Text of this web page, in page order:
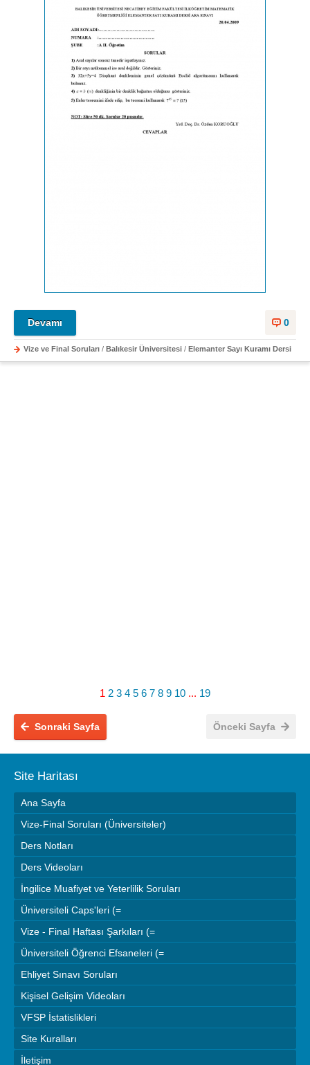
0
Devamı
Vize ve Final Soruları / Balıkesir Üniversitesi / Elemanter Sayı Kuramı Dersi
1 2 3 4 5 6 7 8 9 10 ... 19
Önceki Sayfa
Sonraki Sayfa
Site Haritası
Ana Sayfa
Vize-Final Soruları (Üniversiteler)
Ders Notları
Ders Videoları
İngilice Muafiyet ve Yeterlilik Soruları
Üniversiteli Caps'leri (=
Vize - Final Haftası Şarkıları (=
Üniversiteli Öğrenci Efsaneleri (=
Ehliyet Sınavı Soruları
Kişisel Gelişim Videoları
VFSP İstatislikleri
Site Kuralları
İletişim